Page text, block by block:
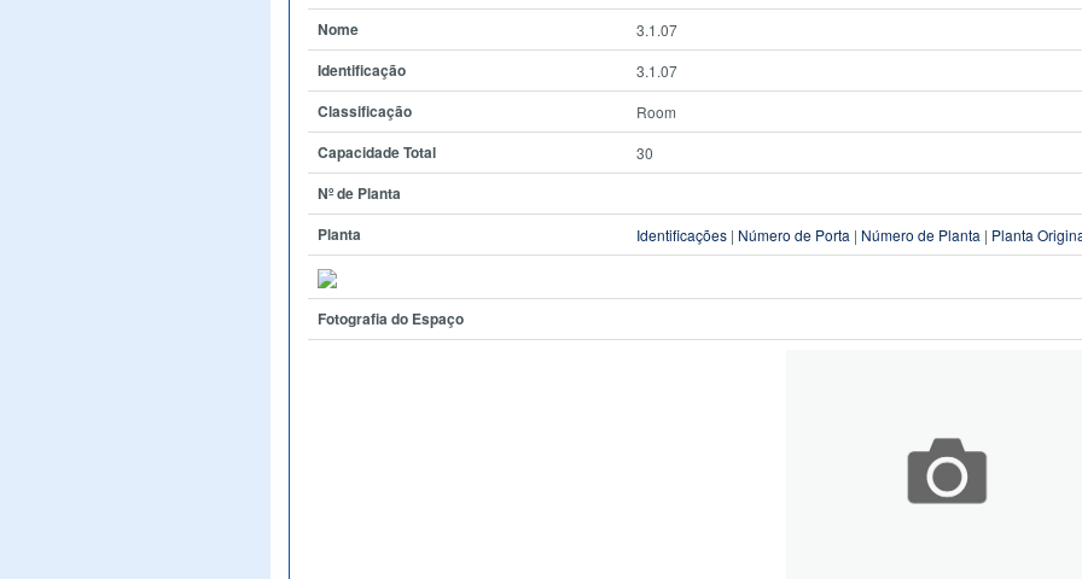
Nome
3.1.07
Identificação 3.1.07
Classificação Room
Capacidade Total 30
Nº de Planta
Planta
Identificações | Número de Porta | Número de Planta | Planta
Fotografia do Espaço